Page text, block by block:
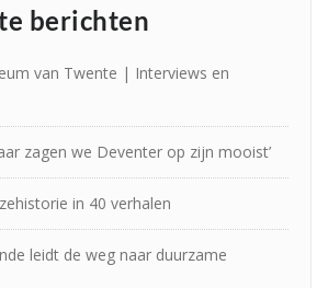
berichten
van Twente | Interviews en
zagen we Deventer op zijn mooist’
in 40 verhalen
leidt de weg naar duurzame